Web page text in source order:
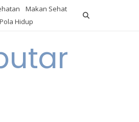
Makan Sehat
Pola Hidup